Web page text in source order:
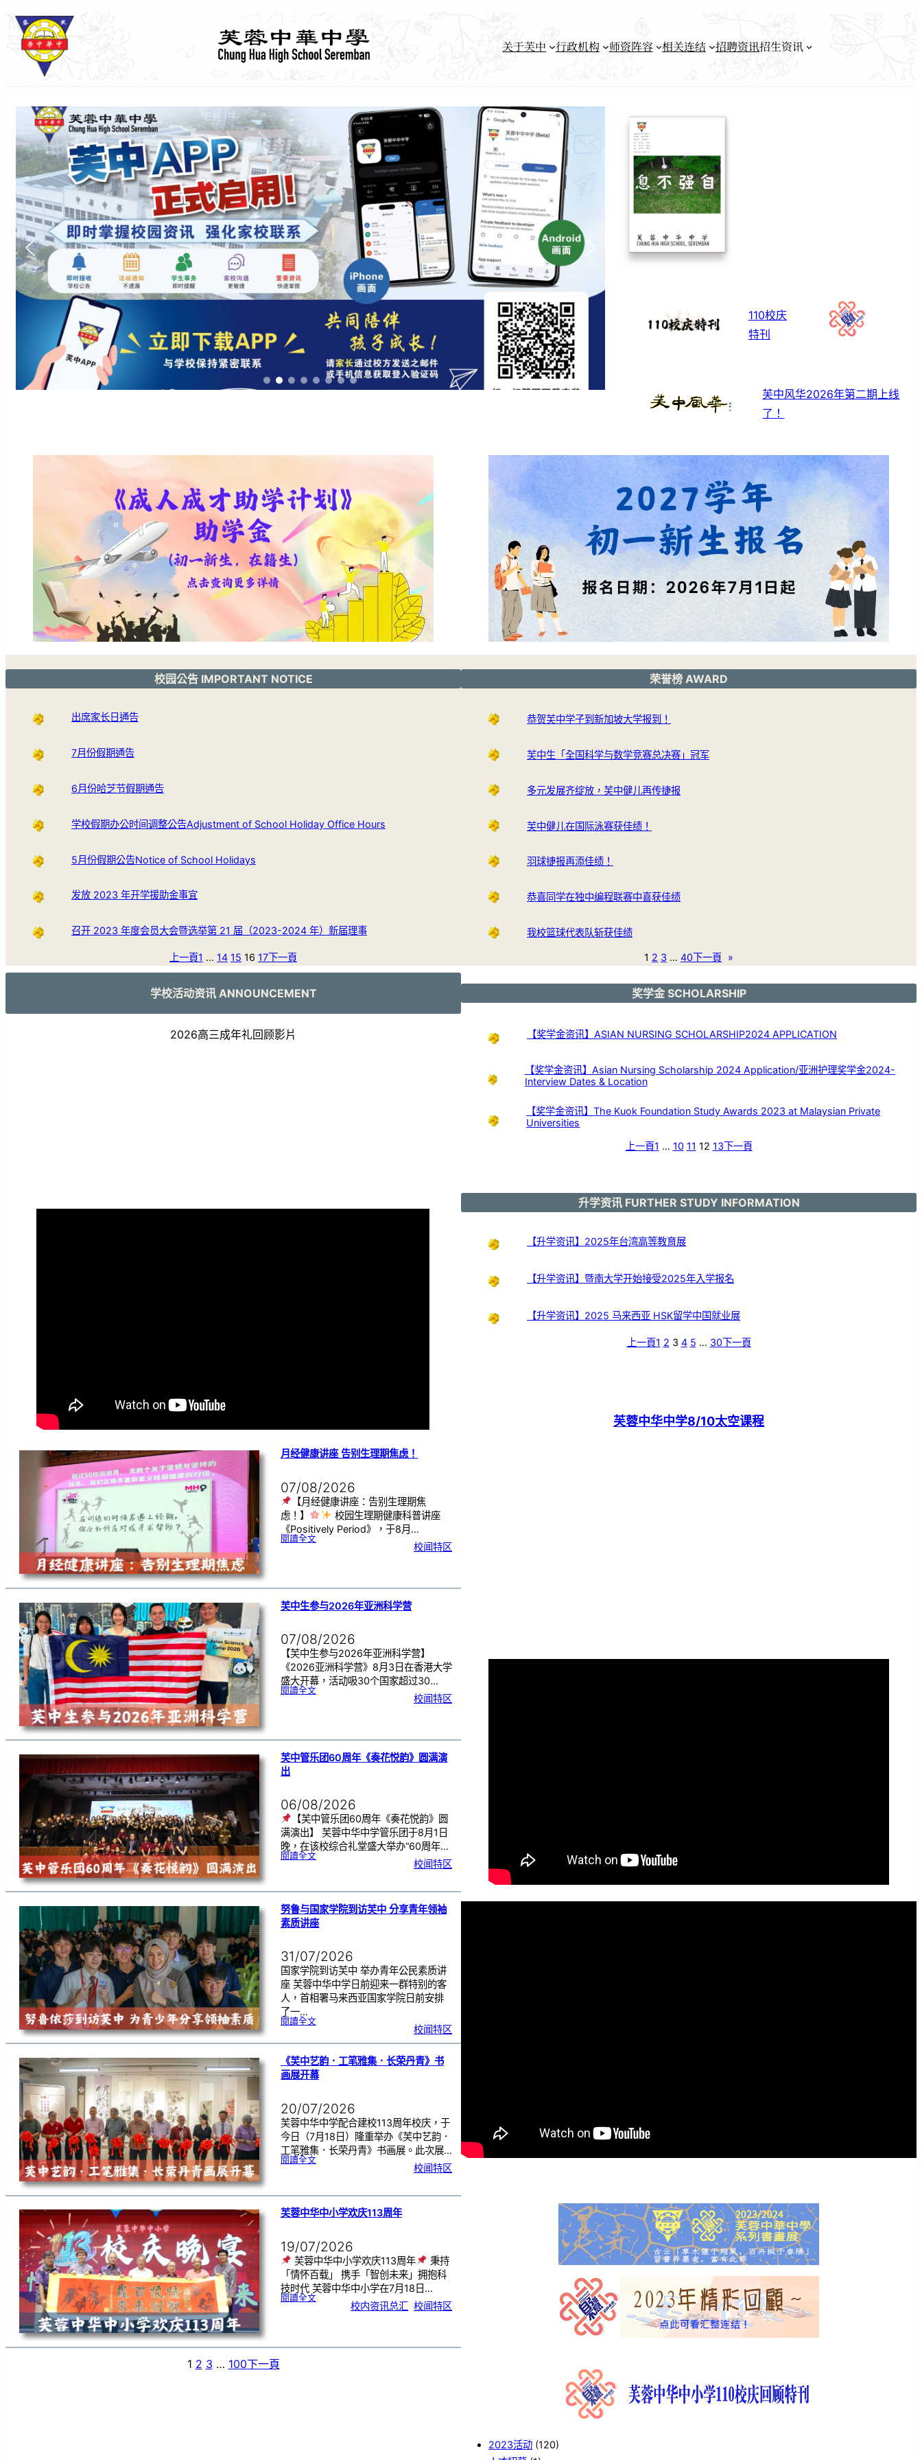
关于芙中 行政机构 师资阵容 相关连结 招聘资讯招生资讯
110校庆
特刊
芙中风华2026年第二期上线
了！
校园公告 IMPORTANT NOTICE
出席家长日通告
7月份假期通告
6月份哈芝节假期通告
学校假期办公时间调整公告Adjustment of School Holiday Office Hours
5月份假期公告Notice of School Holidays
发放 2023 年开学援助金事宜
召开 2023 年度会员大会暨选举第 21 届（2023-2024 年）新届理事
上一頁1 … 14 15 16 17下一頁
荣誉榜 AWARD
恭贺芙中学子到新加坡大学报到！
芙中生「全国科学与数学竞赛总决赛」冠军
多元发展齐绽放，芙中健儿再传捷报
芙中健儿在国际泳赛获佳绩！
羽球捷报再添佳绩！
恭喜同学在独中编程联赛中喜获佳绩
我校篮球代表队斩获佳绩
1 2 3 … 40下一頁 »
学校活动资讯 ANNOUNCEMENT
2026高三成年礼回顾影片
月经健康讲座 告别生理期焦虑！
07/08/2026
【月经健康讲座：告别生理期焦
虑！】
校园生理期健康科普讲座
《Positively Period》，于8月…
閱讀全文:月
理
期
虑
！
校闻特区
芙中生参与2026年亚洲科学营
07/08/2026
【芙中生参与2026年亚洲科学营】
《2026亚洲科学营》8月3日在香港大学
盛大开幕，活动吸30个国家超过30…
閱讀全文:芙
年
亚
科
学
营
校闻特区
芙中管乐团60周年《奏花悦韵》圆满演
出
06/08/2026
【芙中管乐团60周年《奏花悦韵》圆
满演出】 芙蓉中华中学管乐团于8月1日
晚，在该校综合礼堂盛大举办“60周年…
閱讀全文:芙
0
周
《
奏
花
悦
韵
》
校闻特区
努鲁与国家学院到访芙中 分享青年领袖
素质讲座
31/07/2026
国家学院到访芙中 举办青年公民素质讲
座 芙蓉中华中学日前迎来一群特别的客
人，首相署马来西亚国家学院日前安排
了一…
閱讀全文:努
家
院
到
访
芙
中
分
享
袖
素
质
讲
座
校闻特区
《芙中艺韵．工笔雅集．长荣丹青》书
画展开幕
20/07/2026
芙蓉中华中学配合建校113周年校庆，于
今日（7月18日）隆重举办《芙中艺韵．
工笔雅集．长荣丹青》书画展。此次展…
閱讀全文:《
笔
集
．
长
荣
书
画
展
开
幕
校闻特区
芙蓉中华中小学欢庆113周年
19/07/2026
芙蓉中华中小学欢庆113周年
秉持
「情怀百载」 携手「智创未来」拥抱科
技时代 芙蓉中华中小学在7月18日…
閱讀全文:芙
1
1
校内资讯总汇 校闻特区
1 2 3 … 100下一頁
奖学金 SCHOLARSHIP
【奖学金资讯】ASIAN NURSING SCHOLARSHIP2024 APPLICATION
【奖学金资讯】Asian Nursing Scholarship 2024 Application/亚洲护理奖学金2024-
Interview Dates & Location
【奖学金资讯】The Kuok Foundation Study Awards 2023 at Malaysian Private
Universities
上一頁1 … 10 11 12 13下一頁
升学资讯 FURTHER STUDY INFORMATION
【升学资讯】2025年台湾高等教育展
【升学资讯】暨南大学开始接受2025年入学报名
【升学资讯】2025 马来西亚 HSK留学中国就业展
上一頁1 2 3 4 5 … 30下一頁
芙蓉中华中学8/10太空课程
2023活动 (120)